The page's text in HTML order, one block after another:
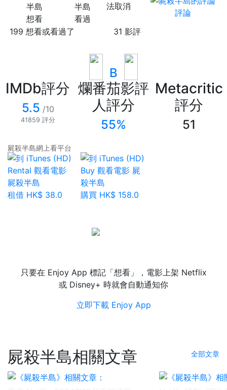
想看 看過
法取消
評論
199 想看或看過了
31 影評
B
IMDb評分
5.5 /10
41859 評分
爛番茄影評
人評分
55%
Metacritic
評分
51
屍殺半島網上看平台
租借 HK$ 38.0 購買 HK$ 158.0
只要在 Enjoy App 標記「想看」，電影上架 Netflix
或 Disney+ 時就會自動通知你
立即下載 Enjoy App
屍殺半島相關文章 全部文章